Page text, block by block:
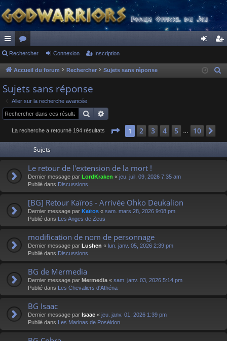
ac
co
ur
ci
s
or
u
s
ne cri
Rechercher Connexion Inscription
Accueil du forum Rechercher Sujets sans réponse
e
Sujets sans réponse
Aller sur la recherche avancée
Rechercher
La recherche a retourné 194 résultats Page 1sur 10
1 2 3 4 5 10
Sujets
Le retour de l'extension de la mort !
Dernier message par LordKraken « jeu. juil. 09, 2026 7:35 am
Publié dans Discussions
[BG] Retour Kaïros - Arrivée Ohko Deukalion
Dernier message par Kaïros « sam. mars 28, 2026 9:08 pm
Publié dans Les Anges de Zeus
modification de nom de personnage
Dernier message par Lushen « lun. janv. 05, 2026 2:39 pm
Publié dans Discussions
BG de Mermedia
Dernier message par Mermedia « sam. janv. 03, 2026 5:14 pm
Publié dans Les Chevaliers d'Athéna
BG Isaac
Dernier message par Isaac « jeu. janv. 01, 2026 1:39 pm
Publié dans Les Marinas de Poséidon